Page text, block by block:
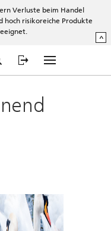
Verluste beim Handel
risikoreiche Produkte
^